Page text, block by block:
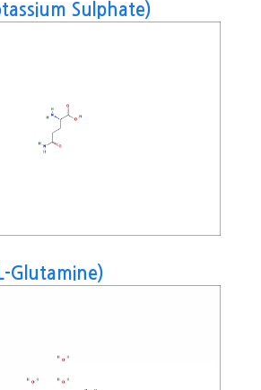
Sulphate)
Glutamine)